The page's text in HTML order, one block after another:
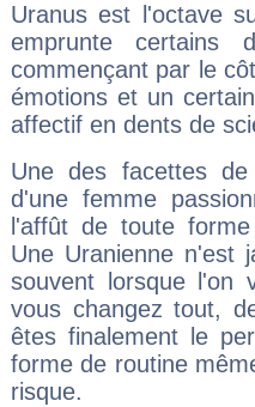
Uranus est l'octave
emprunte
commençant par le
émotions et un
affectif en dents de
Une des facettes
d'une femme
l'affût de toute
Une Uranienne n'est
souvent lorsque l'on
vous changez tout,
êtes finalement le
forme de routine
risque.